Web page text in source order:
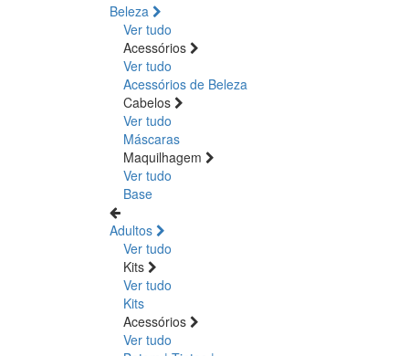
Beleza
Ver tudo
Acessórios
Ver tudo
Acessórios de Beleza
Cabelos
Ver tudo
Máscaras
Maquilhagem
Ver tudo
Base
Adultos
Ver tudo
Kits
Ver tudo
Kits
Acessórios
Ver tudo